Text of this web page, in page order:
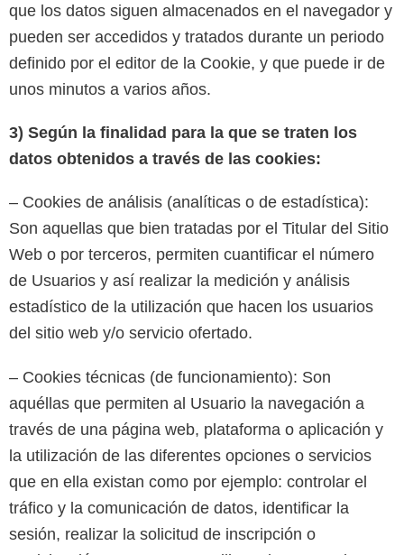
que los datos siguen almacenados en el navegador y
pueden ser accedidos y tratados durante un periodo
definido por el editor de la Cookie, y que puede ir de
unos minutos a varios años.
3) Según la finalidad para la que se traten los
datos obtenidos a través de las cookies:
– Cookies de análisis (analíticas o de estadística):
Son aquellas que bien tratadas por el Titular del Sitio
Web o por terceros, permiten cuantificar el número
de Usuarios y así realizar la medición y análisis
estadístico de la utilización que hacen los usuarios
del sitio web y/o servicio ofertado.
– Cookies técnicas (de funcionamiento): Son
aquéllas que permiten al Usuario la navegación a
través de una página web, plataforma o aplicación y
la utilización de las diferentes opciones o servicios
que en ella existan como por ejemplo: controlar el
tráfico y la comunicación de datos, identificar la
sesión, realizar la solicitud de inscripción o